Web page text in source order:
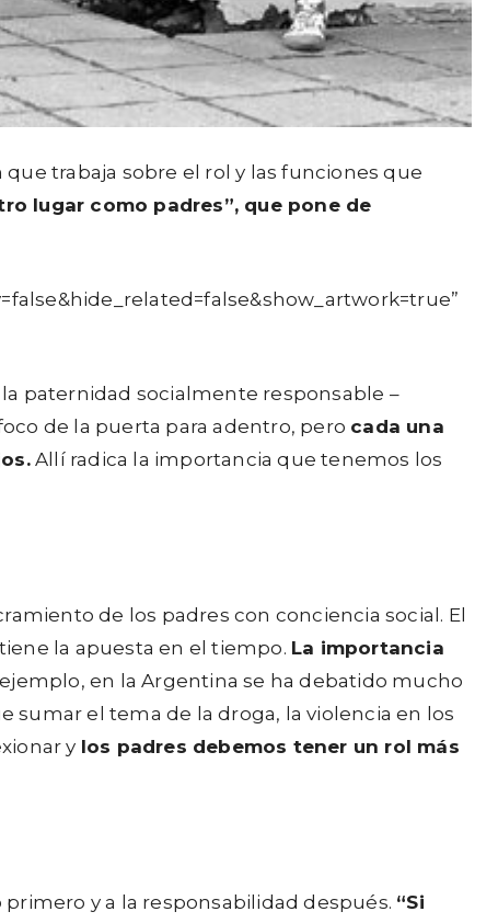
que trabaja sobre el rol y las funciones que
lugar como padres”, que pone de
paternidad socialmente responsable –
de la puerta para adentro, pero cada una
Allí radica la importancia que tenemos los
de los padres con conciencia social. El
la apuesta en el tiempo. La importancia
en la Argentina se ha debatido mucho
el tema de la droga, la violencia en los
y los padres debemos tener un rol más
y a la responsabilidad después. “Si